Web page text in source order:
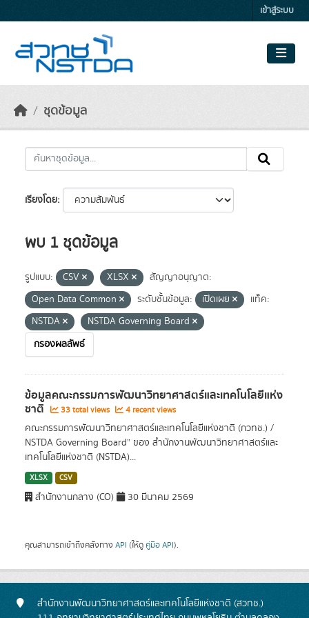
เข้าสู่ระบบ
ชุดข้อมูล
เรียงโดย
พบ 1 ชุดข้อมูล
รูปแบบ: CSV XLSX
สัญญาอนุญาต:
Open Data Common
ระดับชั้นข้อมูล: เปิดเผย
แท็ค:
NSTDA
NSTDA Governing Board
กรองผลลัพธ์
ข้อมูลคณะกรรมการพัฒนาวิทยาศาสตร์และเทคโนโลยีแห่ง
ชาติ 33 total views 4 recent views
คณะกรรมการพัฒนาวิทยาศาสตร์และเทคโนโลยีแห่งชาติ (กวทช.) /
NSTDA Governing Board” ของ สำนักงานพัฒนาวิทยาศาสตร์และ
เทคโนโลยีแห่งชาติ (NSTDA)...
XLSX CSV
สำนักงานกลาง (CO) 30 มีนาคม 2569
คุณสามารถเข้าถึงคลังทาง API (ให้ดู คู่มือ API).
สำนักงานพัฒนาวิทยาศาสตร์และเทคโนโลยีแห่งชาติ (สวทช.)